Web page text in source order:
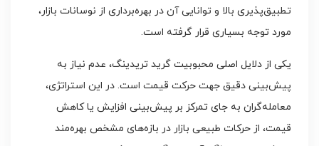
تطبیق‌پذیری بالا و توانایی آن در بهره‌برداری از نوسانات بازار،
مورد توجه بسیاری قرار گرفته است.
یکی از دلایل اصلی محبوبیت گرید تریدینگ، عدم نیاز به
پیش‌بینی دقیق جهت حرکت قیمت است. در این استراتژی،
معامله‌گران به جای تمرکز بر پیش‌بینی افزایش یا کاهش
قیمت، از حرکات طبیعی بازار در بازه‌های مشخص بهره‌مند